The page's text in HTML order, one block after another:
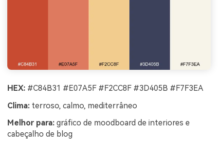
HEX: #C84B31 #E07A5F #F2CC8F #3D405B #F7F3EA
Clima: terroso, calmo, mediterrâneo
Melhor para: gráfico de moodboard de interiores e
cabeçalho de blog